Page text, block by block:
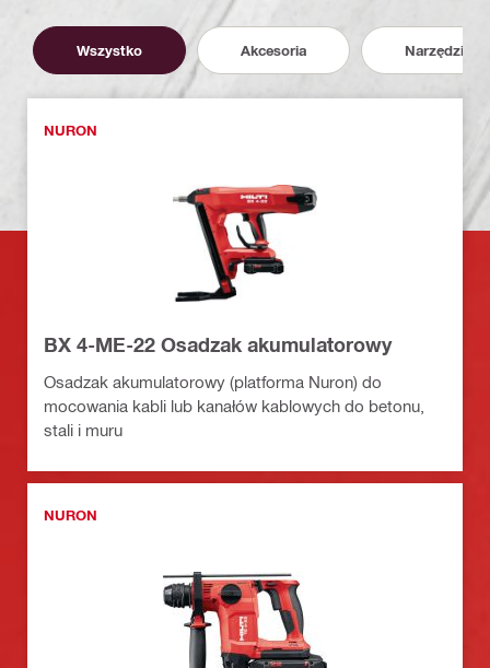
Wszystko Akcesoria Narzędzia
NURON
BX 4-ME-22 Osadzak akumulatorowy
Osadzak akumulatorowy (platforma Nuron) do
mocowania kabli lub kanałów kablowych do betonu,
stali i muru
NURON